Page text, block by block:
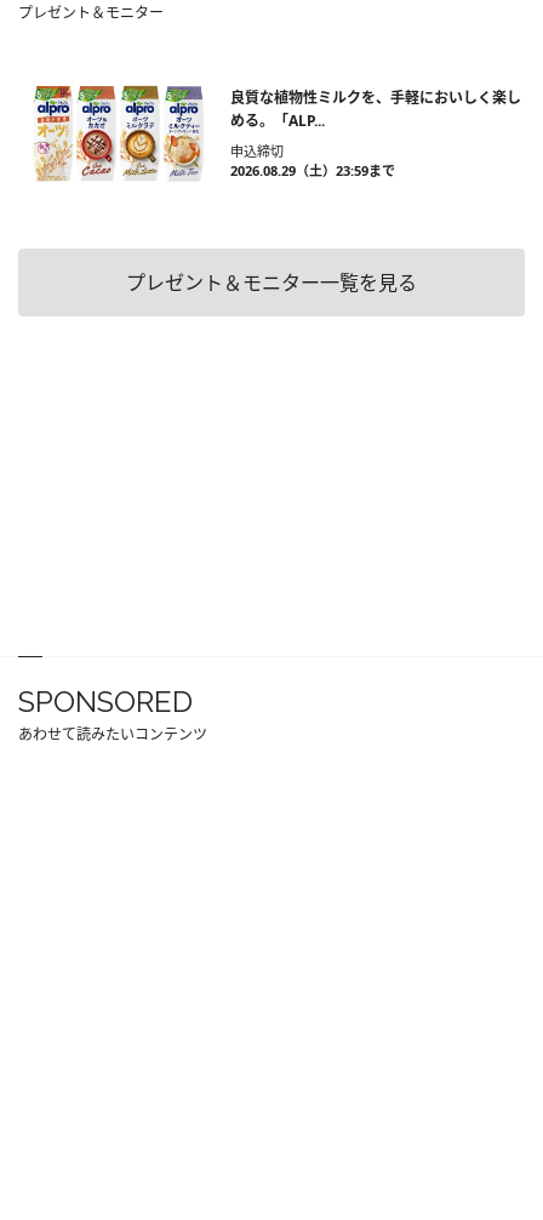
プレゼント＆モニター
良質な植物性ミルクを、手軽においしく楽し
める。「ALP...
申込締切
2026.08.29（土）23:59まで
プレゼント＆モニター一覧を見る
SPONSORED
あわせて読みたいコンテンツ